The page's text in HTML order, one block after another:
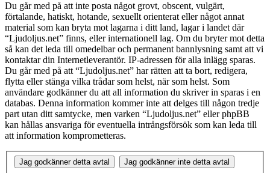
Du går med på att inte posta något grovt, obscent, vulgärt,
förtalande, hatiskt, hotande, sexuellt orienterat eller något annat
material som kan bryta mot lagarna i ditt land, lagar i landet där
“Ljudoljus.net” finns, eller internationell lag. Om du bryter mot detta
så kan det leda till omedelbar och permanent bannlysning samt att vi
kontaktar din Internetleverantör. IP-adressen för alla inlägg sparas.
Du går med på att “Ljudoljus.net” har rätten att ta bort, redigera,
flytta eller stänga vilka trådar som helst, när som helst. Som
användare godkänner du att all information du skriver in sparas i en
databas. Denna information kommer inte att delges till någon tredje
part utan ditt samtycke, men varken “Ljudoljus.net” eller phpBB
kan hållas ansvariga för eventuella intrångsförsök som kan leda till
att information komprometteras.